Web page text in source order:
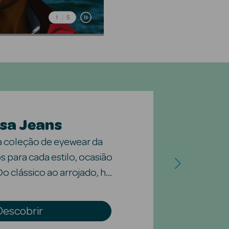
1 5
Jeans
coleção de eyewear da
para cada estilo, ocasião
clássico ao arrojado, há